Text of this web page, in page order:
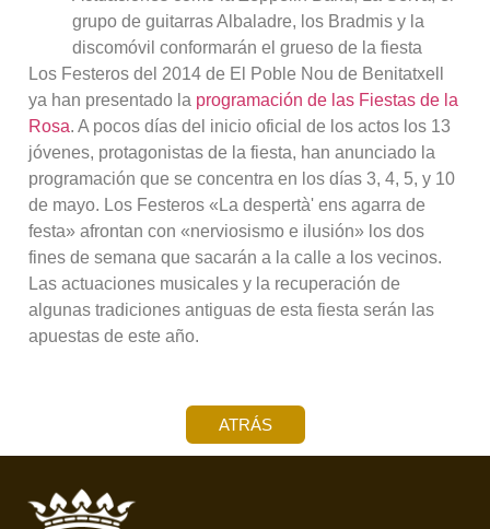
grupo de guitarras Albaladre, los Bradmis y la
discomóvil conformarán el grueso de la fiesta
Los Festeros del 2014 de El Poble Nou de Benitatxell
ya han presentado la programación de las Fiestas de la
Rosa. A pocos días del inicio oficial de los actos los 13
jóvenes, protagonistas de la fiesta, han anunciado la
programación que se concentra en los días 3, 4, 5, y 10
de mayo. Los Festeros «La despertà' ens agarra de
festa» afrontan con «nerviosismo e ilusión» los dos
fines de semana que sacarán a la calle a los vecinos.
Las actuaciones musicales y la recuperación de
algunas tradiciones antiguas de esta fiesta serán las
apuestas de este año.
ATRÁS